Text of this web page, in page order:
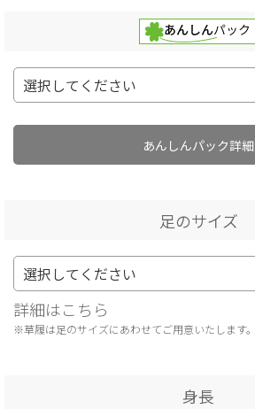
あんしんパック詳細
足のサイズ
詳細はこちら
※草履は足のサイズにあわせてご用意いたします。
身長